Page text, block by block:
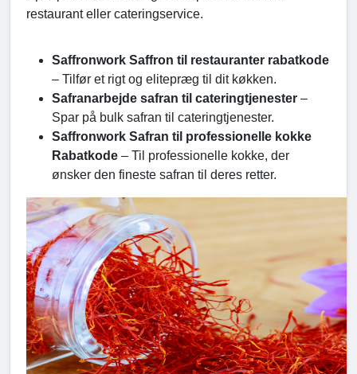
restaurant eller cateringservice.
Saffronwork Saffron til restauranter rabatkode
– Tilfør et rigt og elitepræg til dit køkken.
Safranarbejde safran til cateringtjenester –
Spar på bulk safran til cateringtjenester.
Saffronwork Safran til professionelle kokke
Rabatkode – Til professionelle kokke, der
ønsker den fineste safran til deres retter.